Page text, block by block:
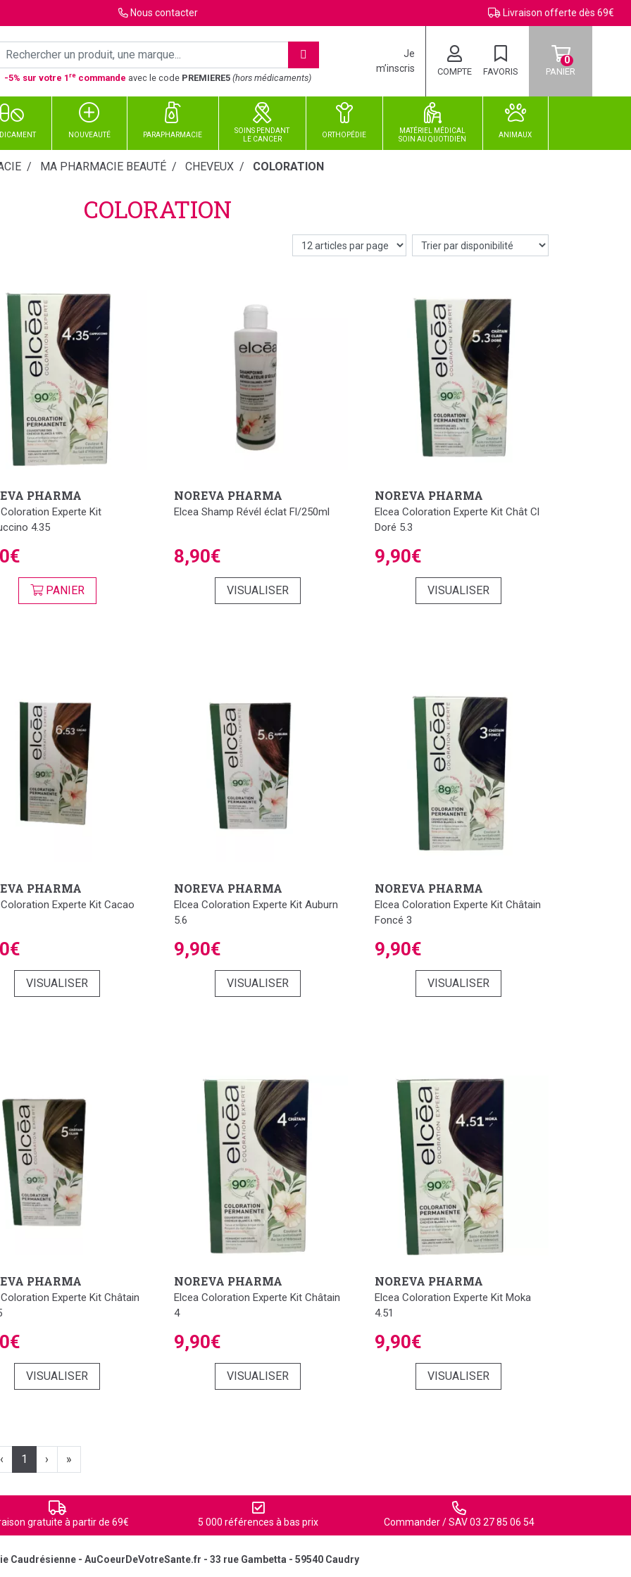
Nous contacter Livraison offerte dès 69€
-5% sur votre 1re commande avec le code PREMIERE5 (hors médicaments)
Je
m’inscris
COMPTE FAVORIS PANIER
0
NOUVEAUTÉ PARAPHARMACIE
SOINS PENDANT
LE CANCER
ORTHOPÉDIE
MATÉRIEL MÉDICAL
SOINAUQUOTIDIEN
ANIMAUX
MA PHARMACIE BEAUTÉ CHEVEUX COLORATION
COLORATION
PHARMA
Experte Kit
4.35
PANIER
NOREVA PHARMA
Elcea Shamp Révél éclat Fl/250ml
8,90€
VISUALISER
NOREVA PHARMA
Elcea Coloration Experte Kit Chât Cl
Doré 5.3
9,90€
VISUALISER
PHARMA
Experte Kit Cacao
VISUALISER
NOREVA PHARMA
Elcea Coloration Experte Kit Auburn
5.6
9,90€
VISUALISER
NOREVA PHARMA
Elcea Coloration Experte Kit Châtain
Foncé 3
9,90€
VISUALISER
PHARMA
Experte Kit Châtain
VISUALISER
NOREVA PHARMA
Elcea Coloration Experte Kit Châtain
4
9,90€
VISUALISER
NOREVA PHARMA
Elcea Coloration Experte Kit Moka
4.51
9,90€
VISUALISER
‹ 1 › »
gratuite à partir de 69€ 5 000 références à bas prix Commander / SAV 03 27 85 06 54
Caudrésienne - AuCoeurDeVotreSante.fr - 33 rue Gambetta - 59540 Caudry